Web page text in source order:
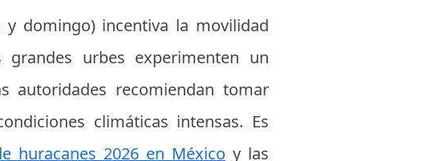
domingo) incentiva la movilidad
urbes experimenten un
autoridades recomiendan tomar
climáticas intensas. Es
huracanes 2026 en México y las